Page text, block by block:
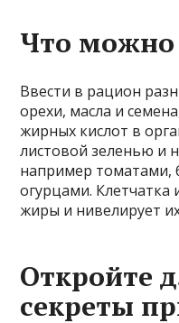
Что можно
Ввести в рацион
орехи, масла и
жирных кислот в
листовой зеленью и
например томатами,
огурцами. Клетчатка
жиры и нивелирует
Откройте
секреты